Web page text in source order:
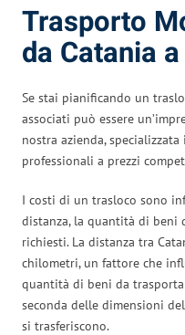
Trasporto
da Catania
Se stai pianificando un
associati può essere
nostra azienda,
professionali a prezzi
I costi di un trasloco sono
distanza, la quantità di beni
richiesti. La distanza tra
chilometri, un fattore che
quantità di beni da
seconda delle dimensioni
si trasferiscono.